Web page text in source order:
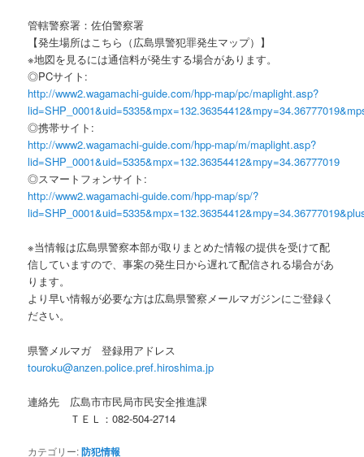
管轄警察署：佐伯警察署
【発生場所はこちら（広島県警犯罪発生マップ）】
※地図を見るには通信料が発生する場合があります。
◎PCサイト:
http://www2.wagamachi-guide.com/hpp-map/pc/maplight.asp?
◎携帯サイト:
http://www2.wagamachi-guide.com/hpp-map/m/maplight.asp?
lid=SHP_0001&uid=5335&mpx=132.36354412&mpy=34.36777019
◎スマートフォンサイト:
http://www2.wagamachi-guide.com/hpp-map/sp/?
※当情報は広島県警察本部が取りまとめた情報の提供を受けて配
信していますので、事案の発生日から遅れて配信される場合があ
ります。
より早い情報が必要な方は広島県警察メールマガジンにご登録く
ださい。
県警メルマガ 登録用アドレス
touroku@anzen.police.pref.hiroshima.jp
連絡先 広島市市民局市民安全推進課
ＴＥＬ：082-504-2714
カテゴリー:防犯情報